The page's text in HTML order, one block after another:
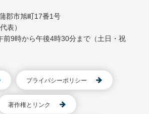
郡市旭町17番1号
表）
前9時から午後4時30分まで（土日・祝
プライバシーポリシー
著作権とリンク